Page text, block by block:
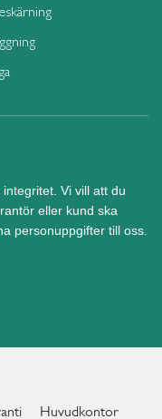
Vi vill att du
eller kund ska
personuppgifter till oss.
Huvudkontor